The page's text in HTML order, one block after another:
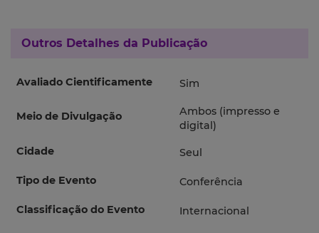
Outros Detalhes da Publicação
Avaliado Cientificamente Sim
Meio de Divulgação
Ambos (impresso e
digital)
Cidade
Seul
Tipo de Evento Conferência
Classificação do Evento Internacional